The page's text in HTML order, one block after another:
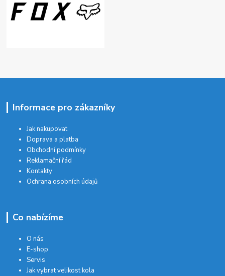
Informace pro zákazníky
Jak nakupovat
Doprava a platba
Obchodní podmínky
Reklamační řád
Kontakty
Ochrana osobních údajů
Co nabízíme
O nás
E-shop
Servis
Jak vybrat velikost kola